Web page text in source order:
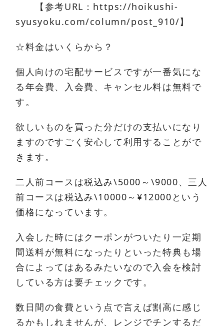
【参考URL：https://hoikushi-
syusyoku.com/column/post_910/】
☆料金はいくらから？
個人向けの宅配サービスですが一番気にな
る年会費、入会費、キャンセル料は無料で
す。
欲しいものを買った分だけの支払いになり
ますのですごく安心して利用することがで
きます。
二人前コースは税込み\5000～\9000、三人
前コースは税込み\10000～¥12000という
価格になっています。
入会した時にはクーポンがついたり一定期
間送料が無料になったりといった特典も場
合によってはあるみたいなので入会を検討
している方は要チェックです。
数日間の食費という点で言えば割高に感じ
るかもしれませんが、レンジでチンするだ